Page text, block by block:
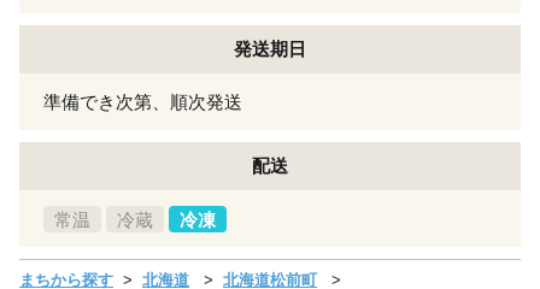
発送期日
準備でき次第、順次発送
配送
常温 冷蔵 冷凍
まちから探す 北海道
北海道松前町